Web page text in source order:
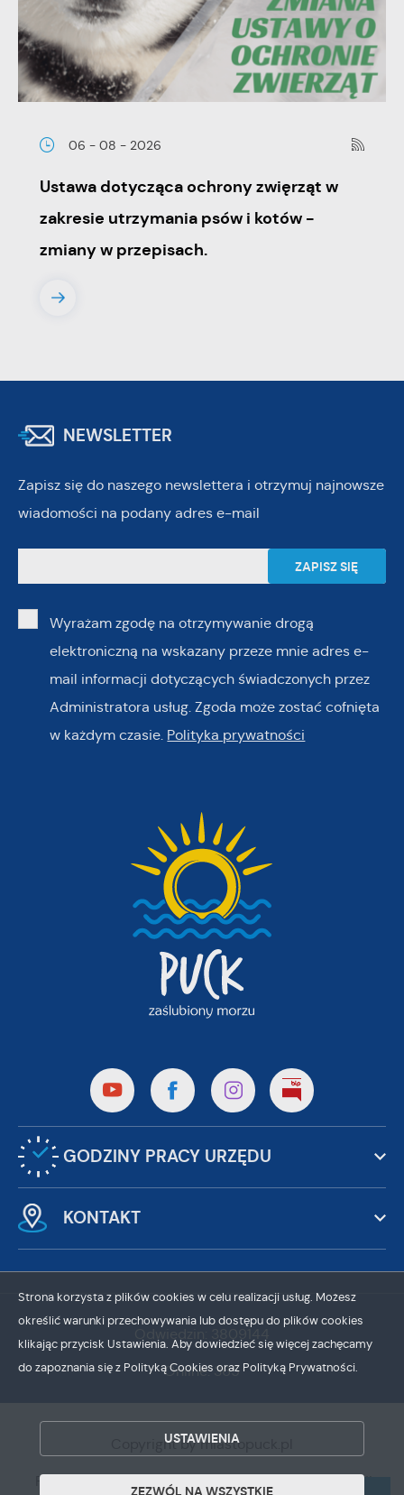
06 - 08 - 2026
Ustawa dotycząca ochrony zwięrząt w
zakresie utrzymania psów i kotów -
zmiany w przepisach.
NEWSLETTER
Zapisz się do naszego newslettera i otrzymuj najnowsze
wiadomości na podany adres e-mail
Wyrażam zgodę na otrzymywanie drogą
elektroniczną na wskazany przeze mnie adres e-
mail informacji dotyczących świadczonych przez
Administratora usług. Zgoda może zostać cofnięta
w każdym czasie. Polityka prywatności
GODZINY PRACY URZĘDU
KONTAKT
Online: 365
Copyright by miastopuck.pl
Powered by 2ClickPortal® - Portale nowej generacji
Strona korzysta z plików cookies w celu realizacji usług. Możesz
określić warunki przechowywania lub dostępu do plików cookies
klikając przycisk Ustawienia. Aby dowiedzieć się więcej zachęcamy
do zapoznania się z Polityką Cookies oraz Polityką Prywatności.
USTAWIENIA
ZEZWÓL NA WSZYSTKIE
ZEZWÓL NA WSZYSTKIE